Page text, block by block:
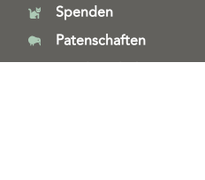
Spenden
Patenschaften
Miedgliedschaften